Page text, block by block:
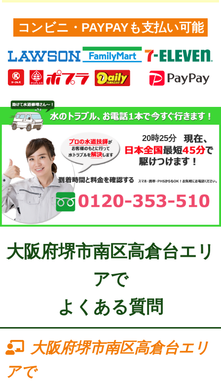
コンビニ・PAYPAYも支払い可能
20時25分
大阪府堺市南区高倉台エリ
アで
よくある質問
大阪府堺市南区高倉台エリ
アで